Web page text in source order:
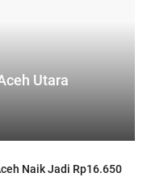
Utara
Naik Jadi Rp16.650